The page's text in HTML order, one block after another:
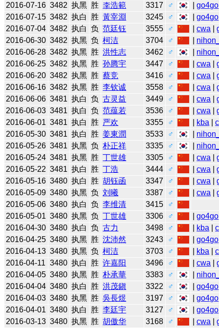
2016-07-16 3482 执黑 胜 李浩範 3317 ♂ |go4go
2016-07-15 3482 执白 胜 黃宰淵 3245 ♂ |go4go
2016-07-04 3482 执白 负 范廷钰 3555 ♂ |cwa |
2016-06-30 3482 执黑 负 柯洁 3704 ♂
2016-06-28 3482 执黑 胜 洪性志 3462 ♂
2016-06-25 3482 执黑 胜 孙腾宇 3447 ♂ |cwa |
2016-06-20 3482 执黑 胜 蔡竞 3416 ♂ |cwa |
2016-06-16 3482 执黑 胜 李钦诚 3558 ♂ |cwa |
2016-06-06 3481 执白 负 古灵益 3449 ♂ |cwa |
2016-06-03 3481 执白 负 范蕴若 3536 ♂ |cwa |
2016-06-01 3481 执白 胜 严欢 3355 ♂ kba |
2016-05-30 3481 执白 胜 姜東潤 3533 ♂
2016-05-26 3481 执黑 负 朴正祥 3335 ♂
2016-05-24 3481 执黑 胜 丁世雄 3305 ♂ |cwa |
2016-05-22 3481 执白 胜 丁浩 3444 ♂ |cwa |
2016-05-16 3480 执白 胜 胡钰函 3347 ♂ |cwa |
2016-05-09 3480 执黑 负 刘曦 3387 ♂ |cwa |
2016-05-06 3480 执白 负 李维清 3415
♂
2016-05-01 3480 执黑 负 丁世雄 3306 ♂ |go4go
2016-04-30 3480 执白 负 古力 3498 ♂ kba |
2016-04-25 3480 执黑 胜 沈沛然 3243 ♂ |go4go
2016-04-13 3480 执黑 负 柯洁 3703 ♂ kba |
2016-04-11 3480 执白 胜 许嘉阳 3496 ♂ |cwa |
2016-04-05 3480 执黑 胜 朴承華 3383 ♂
2016-04-04 3480 执白 胜 洪茂鎭 3322 ♂ |go4go
2016-04-03 3480 执黑 胜 吳長煜 3197 ♂ |go4go
2016-04-01 3480 执白 胜 李廷宇 3127 ♂ |go4go
2016-03-13 3480 执黑 胜 胡傲华 3168 ♂ |cwa |